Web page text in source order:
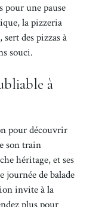
pour une pause
la pizzeria
des pizzas à
souci.
à
pour découvrir
son train
héritage, et ses
journée de balade
invite à la